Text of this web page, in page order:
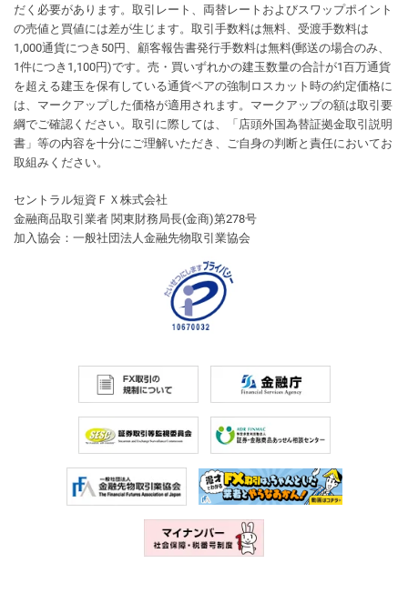
だく必要があります。取引レート、両替レートおよびスワップポイント
の売値と買値には差が生じます。取引手数料は無料、受渡手数料は
1,000通貨につき50円、顧客報告書発行手数料は無料(郵送の場合のみ、
1件につき1,100円)です。売・買いずれかの建玉数量の合計が1百万通貨
を超える建玉を保有している通貨ペアの強制ロスカット時の約定価格に
は、マークアップした価格が適用されます。マークアップの額は取引要
綱でご確認ください。取引に際しては、「店頭外国為替証拠金取引説明
書」等の内容を十分にご理解いただき、ご自身の判断と責任においてお
取組みください。
セントラル短資ＦＸ株式会社
金融商品取引業者 関東財務局長(金商)第278号
加入協会：一般社団法人金融先物取引業協会